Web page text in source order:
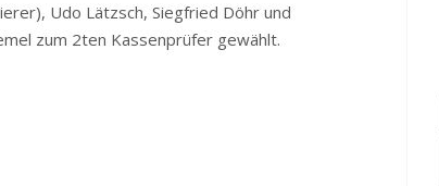
Udo Lätzsch, Siegfried Döhr und
zum 2ten Kassenprüfer gewählt.